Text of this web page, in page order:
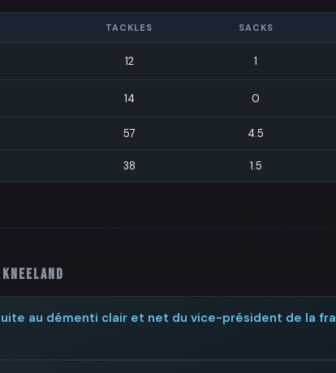
TACKLES SACKS
12 1
14 0
57 4.5
38 1.5
au démenti clair et net du vice-président de la